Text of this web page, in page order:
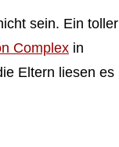
sein. Ein toller
Complex in
Eltern liesen es